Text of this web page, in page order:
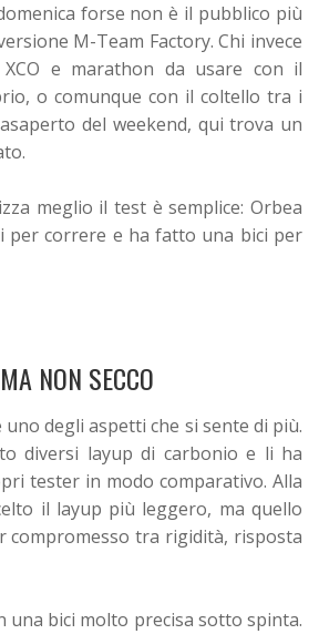
forse non è il pubblico più
M-Team Factory. Chi invece
e marathon da usare con il
o comunque con il coltello tra i
del weekend, qui trova un
meglio il test è semplice: Orbea
per correre e ha fatto una bici per
NON SECCO
degli aspetti che si sente di più.
diversi layup di carbonio e li ha
tester in modo comparativo. Alla
il layup più leggero, ma quello
compromesso tra rigidità, risposta
una bici molto precisa sotto spinta.